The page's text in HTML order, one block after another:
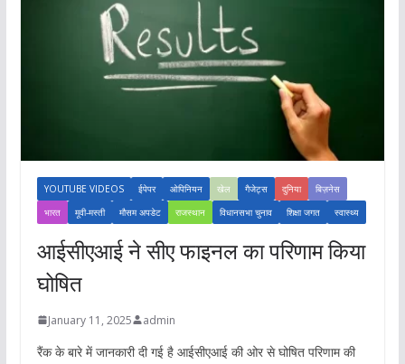
YOUTUBE VIDEOS ईपेपर ओपिनियन खेल गैजेट्स दुनिया
बिज़नेस
भारत
मूवी-मस्ती मौसम अपडेट राजस्थान विधानसभा चुनाव शिक्षा जगत स्वास्थ्य
आईसीएआई ने सीए फाइनल का परिणाम किया
घोषित
January 11, 2025 admin
रैंक के बारे में जानकारी दी गई है आईसीएआई की ओर से घोषित परिणाम की